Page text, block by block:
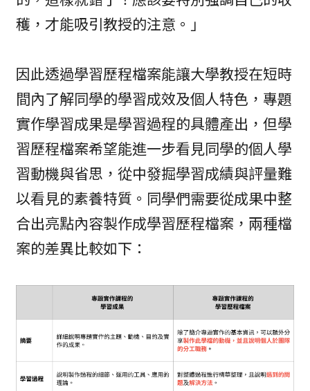
穫，才能吸引教授的注意。」
因此透過學習歷程檔案能讓大學教授在短時
間內了解同學的學習成效及個人特色，專題
實作學習成果是學習過程的具體產出，但學
習歷程檔案希望能進一步看見同學的個人學
習動機與省思，從中發掘學習成績與評量難
以看見的素養特質。同學們需要從成果中整
合出亮點內容製作成學習歷程檔案，兩種檔
案的差異比較如下：